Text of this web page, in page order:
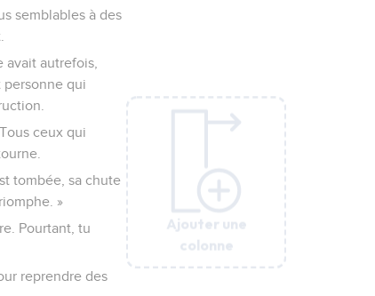
Ajouter une
colonne
semblables à des
avait autrefois,
personne qui
ceux qui
tombée, sa chute
»
Pourtant, tu
reprendre des
Ajouter une
colonne
Ajouter une
colonne
Ajouter une
colonne